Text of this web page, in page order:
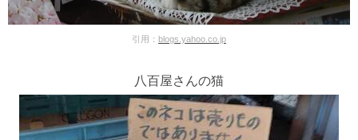
引用： blogs.yahoo.co.jp
八百屋さんの猫